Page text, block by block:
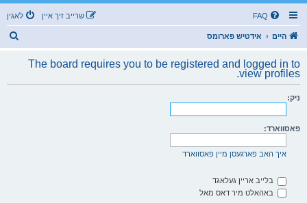
FAQ לאגין שרייב זיך איין
היים אידטיש פארומס
The board requires you to be registered and logged in to
view profiles.
ניק:
פאסווארד:
איך האב פארגעסן מיין פאסווארד
בלייב אריין געלאגד
באהאלט מיר דאס מאל